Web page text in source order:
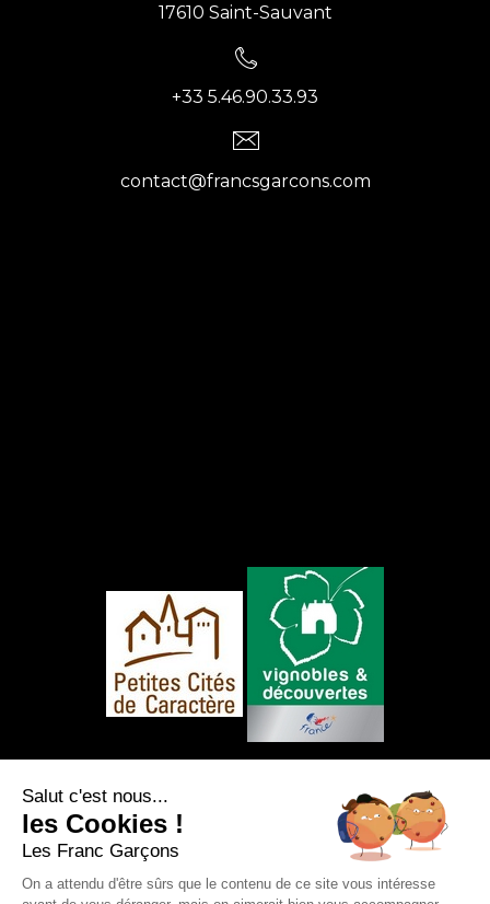
17610 Saint-Sauvant
+33 5.46.90.33.93
contact@francsgarcons.com
Salut c'est nous...
les Cookies !
Les Franc Garçons
On a attendu d'être sûrs que le contenu de ce site vous intéresse